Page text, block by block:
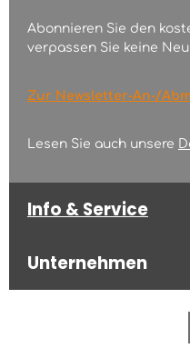
Abonnieren Sie den
verpassen Sie keine
Zur Newsletter-An-/
Lesen Sie auch unsere
Info & Service
Unternehmen